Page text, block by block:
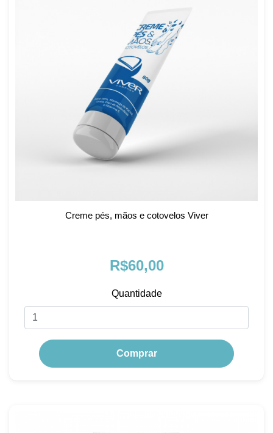
Creme pés, mãos e cotovelos Viver
R$60,00
Quantidade
Comprar